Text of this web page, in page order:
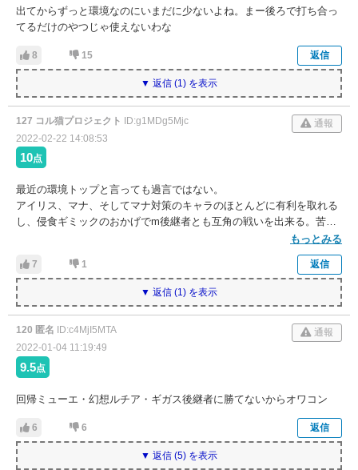
出てからずっと環境なのにいまだに少ないよね。まー後ろで打ち合っ
てるだけのやつじゃ使えないわな
8 15 返信
▼ 返信 (1) を表示
127 コル猫プロジェクト ID:g1MDg5Mjc
通報
2022-02-22 14:08:53
10点
最近の環境トップと言っても過言ではない。
アイリス、マナ、そしてマナ対策のキャラのほとんどに有利を取れる
し、侵食ギミックのおかげでm後継者とも互角の戦いを出来る。苦手
なのは幻想ルチア。ミューエはスマ無効付けておかないと不動付くま
ではキツいが、不動付いたら高い反射板待機でスマッシュで返せるの
で互いにミス待ちの互角。ルチアはマナでメタれるので現環境マナと
邪神ハルの2人を入れておけば安定する。
もっとみる
7 1 返信
▼ 返信 (1) を表示
120 匿名 ID:c4MjI5MTA
通報
2022-01-04 11:19:49
9.5点
回帰ミューエ・幻想ルチア・ギガス後継者に勝てないからオワコン
6 6 返信
▼ 返信 (5) を表示